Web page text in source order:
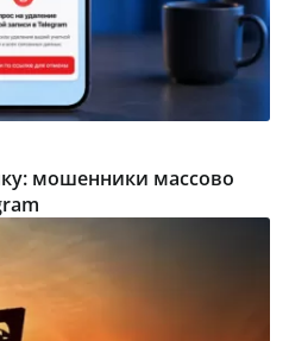
мошенники массово